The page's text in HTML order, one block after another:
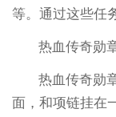
等。通过这些任
热血传奇勋
热血传奇勋
面，和项链挂在